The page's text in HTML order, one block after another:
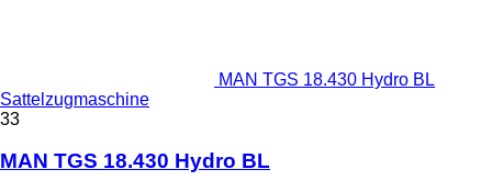
MAN TGS 18.430 Hydro BL
Sattelzugmaschine
33
MAN TGS 18.430 Hydro BL